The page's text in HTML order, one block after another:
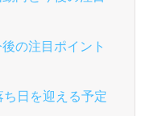
の注目ポイント
ち日を迎える予定